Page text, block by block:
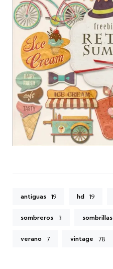
antiguas 19 hd 19
sombreros 3 sombrillas
verano 7 vintage 78